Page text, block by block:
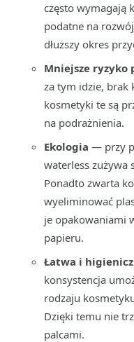
często wymagają
podatne na
dłuższy okres
Mniejsze ryzyko
za tym idzie, brak
kosmetyki te są
na podrażnienia.
Ekologia — przy
waterless zużywa
Ponadto zwarta
wyeliminować
je opakowaniami
papieru.
Łatwa i
konsystencja
rodzaju
Dzięki temu nie
palcami.